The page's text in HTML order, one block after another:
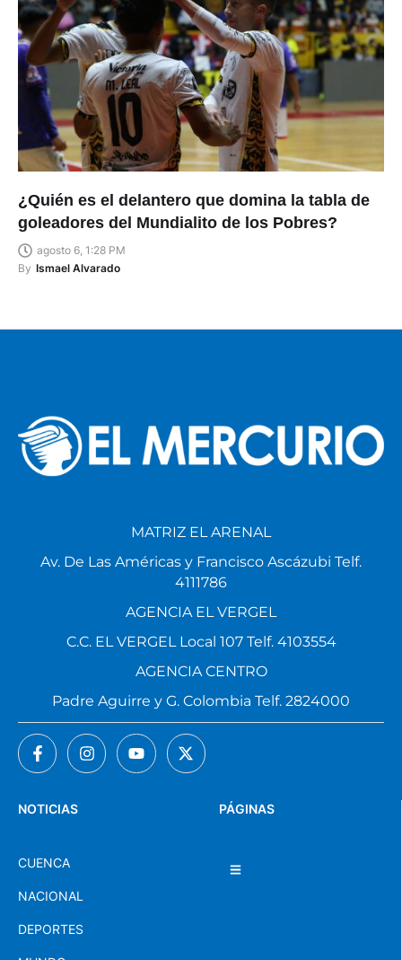
¿Quién es el delantero que domina la tabla de
goleadores del Mundialito de los Pobres?
agosto 6, 1:28 PM
By Ismael Alvarado
PÁGINAS
NOTICIAS
CUENCA
NACIONAL
DEPORTES
MATRIZ EL ARENAL
Av. De Las Américas y Francisco Ascázubi Telf.
4111786
AGENCIA EL VERGEL
C.C. EL VERGEL Local 107 Telf. 4103554
AGENCIA CENTRO
Padre Aguirre y G. Colombia Telf. 2824000